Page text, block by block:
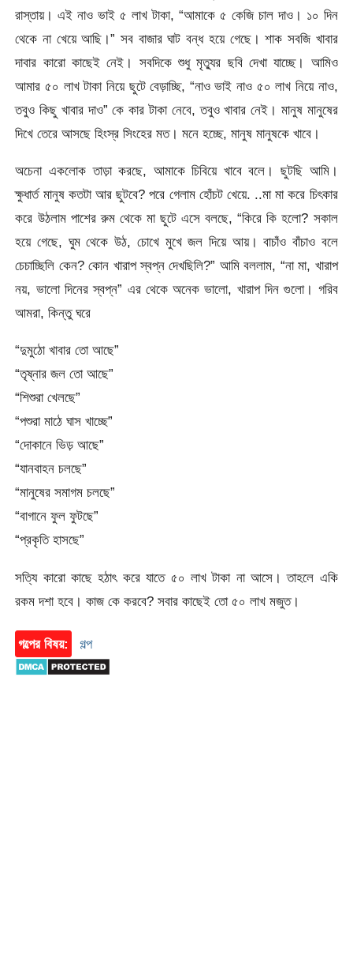
রাস্তায়। এই নাও ভাই ৫ লাখ টাকা, “আমাকে ৫ কেজি চাল দাও। ১০ দিন
থেকে না খেয়ে আছি।” সব বাজার ঘাট বন্ধ হয়ে গেছে। শাক সবজি খাবার
দাবার কারো কাছেই নেই। সবদিকে শুধু মৃত্যুর ছবি দেখা যাচ্ছে। আমিও
আমার ৫০ লাখ টাকা নিয়ে ছুটে বেড়াচ্ছি, “নাও ভাই নাও ৫০ লাখ নিয়ে নাও,
তবুও কিছু খাবার দাও” কে কার টাকা নেবে, তবুও খাবার নেই। মানুষ মানুষের
দিখে তেরে আসছে হিংস্র সিংহের মত। মনে হচ্ছে, মানুষ মানুষকে খাবে।
অচেনা একলোক তাড়া করছে, আমাকে চিবিয়ে খাবে বলে। ছুটছি আমি।
ক্ষুধার্ত মানুষ কতটা আর ছুটবে? পরে গেলাম হোঁচট খেয়ে. ..মা মা করে চিৎকার
করে উঠলাম পাশের রুম থেকে মা ছুটে এসে বলছে, “কিরে কি হলো? সকাল
হয়ে গেছে, ঘুম থেকে উঠ, চোখে মুখে জল দিয়ে আয়। বাচাঁও বাঁচাও বলে
চেচাচ্ছিলি কেন? কোন খারাপ স্বপ্ন দেখছিলি?” আমি বললাম, “না মা, খারাপ
নয়, ভালো দিনের স্বপ্ন” এর থেকে অনেক ভালো, খারাপ দিন গুলো। গরিব
আমরা, কিন্তু ঘরে
“দুমুঠো খাবার তো আছে”
“তৃষ্নার জল তো আছে”
“শিশুরা খেলছে”
“পশুরা মাঠে ঘাস খাচ্ছে”
“দোকানে ভিড় আছে”
“যানবাহন চলছে”
“মানুষের সমাগম চলছে”
“বাগানে ফুল ফুটছে”
“প্রকৃতি হাসছে”
সত্যি কারো কাছে হঠাৎ করে যাতে ৫০ লাখ টাকা না আসে। তাহলে একি
রকম দশা হবে। কাজ কে করবে? সবার কাছেই তো ৫০ লাখ মজুত।
গল্পের বিষয়: গল্প